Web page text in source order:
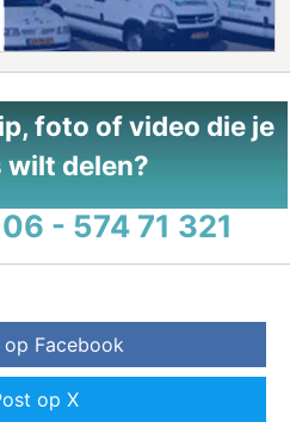
foto of video die je
wilt delen?
06 - 574 71 321
op Facebook
op X